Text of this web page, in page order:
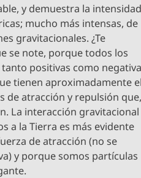
y demuestra la
mucho más intensas, de
gravitacionales. ¿Te
se note, porque todos los
positivas como
tienen aproximadamente
de atracción y repulsión
La interacción gravitacional
a la Tierra es más evidente
de atracción (no se
y porque somos partículas